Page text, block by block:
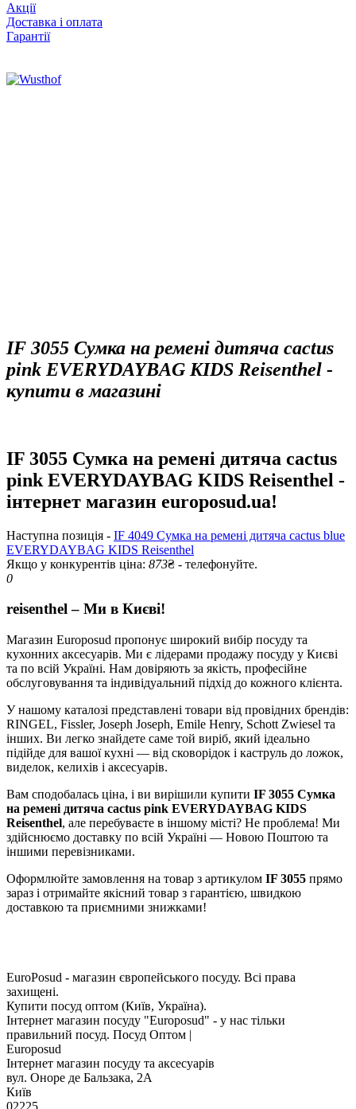
Акції
Доставка і оплата
Гарантії
IF 3055 Сумка на ремені дитяча cactus
pink EVERYDAYBAG KIDS Reisenthel -
купити в магазині
IF 3055 Сумка на ремені дитяча cactus
pink EVERYDAYBAG KIDS Reisenthel -
інтернет магазин europosud.ua!
Наступна позиція - IF 4049 Сумка на ремені дитяча cactus blue
EVERYDAYBAG KIDS Reisenthel
Якщо у конкурентів ціна: 873₴ - телефонуйте.
0
reisenthel – Ми в Києві!
Магазин Europosud пропонує широкий вибір посуду та
кухонних аксесуарів. Ми є лідерами продажу посуду у Києві
та по всій Україні. Нам довіряють за якість, професійне
обслуговування та індивідуальний підхід до кожного клієнта.
У нашому каталозі представлені товари від провідних брендів:
RINGEL, Fissler, Joseph Joseph, Emile Henry, Schott Zwiesel та
інших. Ви легко знайдете саме той виріб, який ідеально
підійде для вашої кухні — від сковорідок і каструль до ложок,
виделок, келихів і аксесуарів.
Вам сподобалась ціна, і ви вирішили купити IF 3055 Сумка
на ремені дитяча cactus pink EVERYDAYBAG KIDS
Reisenthel, але перебуваєте в іншому місті? Не проблема! Ми
здійснюємо доставку по всій Україні — Новою Поштою та
іншими перевізниками.
Оформлюйте замовлення на товар з артикулом IF 3055 прямо
зараз і отримайте якісний товар з гарантією, швидкою
доставкою та приємними знижками!
EuroPosud - магазин європейського посуду. Всі права
захищені.
Купити посуд оптом (Київ, Україна).
Інтернет магазин посуду "Europosud" - у нас тільки
правильний посуд. Посуд Оптом |
Europosud
Інтернет магазин посуду та аксесуарів
вул. Оноре де Бальзака, 2А
Київ
02225